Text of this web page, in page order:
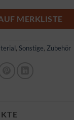
MERKLISTE
, Sonstige, Zubehör